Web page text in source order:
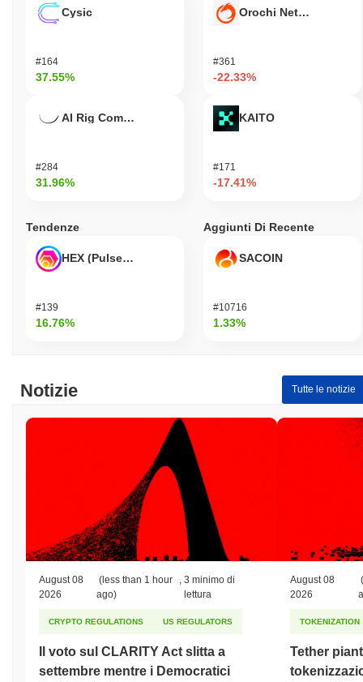
Cysic
#164
37.55%
AI Rig Complex
#284
31.96%
Orochi Network
#361
-22.33%
KAITO
#171
-17.41%
Tendenze
HEX (Pulsechain)
#139
16.76%
Aggiunti Di Recente
SACOIN
#10716
1.33%
Notizie Tutte le notizie
August 08
2026
(less than 1 hour
ago)
3 minimo di
lettura
CRYPTO REGULATIONS US REGULATORS
Il voto sul CLARITY Act slitta a
settembre mentre i Democratici
August 08
2026
TOKENIZATION
Tether